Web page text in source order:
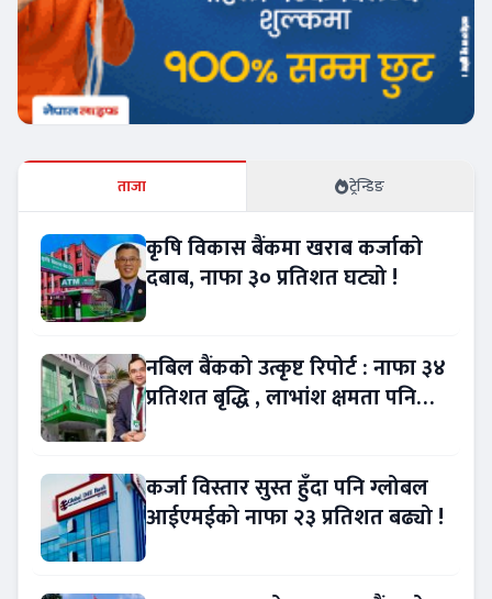
ताजा ट्रेन्डिङ
कृषि विकास बैंकमा खराब कर्जाको
दबाब, नाफा ३० प्रतिशत घट्यो !
नबिल बैंकको उत्कृष्ट रिपोर्ट : नाफा ३४
प्रतिशत बृद्धि , लाभांश क्षमता पनि
कर्जा विस्तार सुस्त हुँदा पनि ग्लोबल
आईएमईको नाफा २३ प्रतिशत बढ्यो !